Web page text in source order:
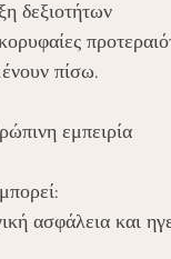
δεξιοτήτων
πίσω.
εμπειρία
ασφάλεια και